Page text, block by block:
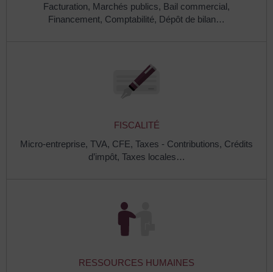
Facturation, Marchés publics, Bail commercial,
Financement, Comptabilité, Dépôt de bilan…
FISCALITÉ
Micro-entreprise, TVA, CFE, Taxes - Contributions, Crédits
d’impôt, Taxes locales…
RESSOURCES HUMAINES